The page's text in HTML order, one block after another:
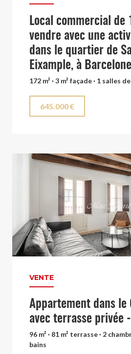
Local commercial de
vendre avec une
dans le quartier de
Eixample, à Barcelone
172 m² · 3 m² façade · 1 salles
645.000 €
VENTE
Appartement dans le
avec terrasse privée
96 m² · 81 m² terrasse · 2
bains